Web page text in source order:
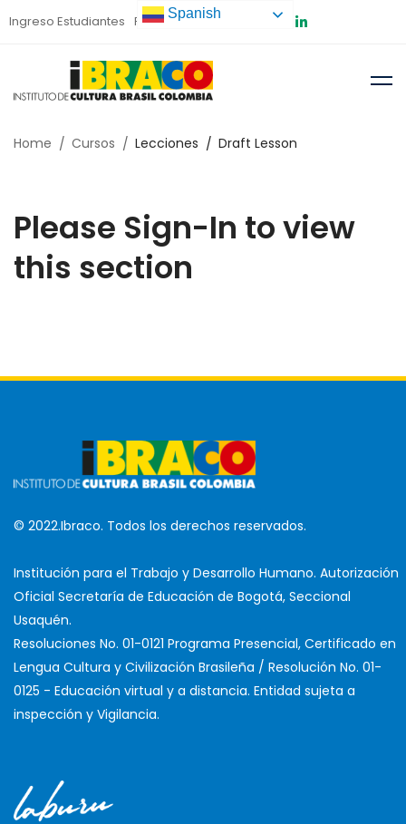
Ingreso Estudiantes Preinscripción
Home Cursos Lecciones Draft Lesson
Please Sign-In to view
this section
© 2022.Ibraco. Todos los derechos reservados.
Institución para el Trabajo y Desarrollo Humano. Autorización
Oficial Secretaría de Educación de Bogotá, Seccional
Usaquén.
Resoluciones No. 01-0121 Programa Presencial, Certificado en
Lengua Cultura y Civilización Brasileña / Resolución No. 01-
0125 - Educación virtual y a distancia. Entidad sujeta a
inspección y Vigilancia.
Spanish